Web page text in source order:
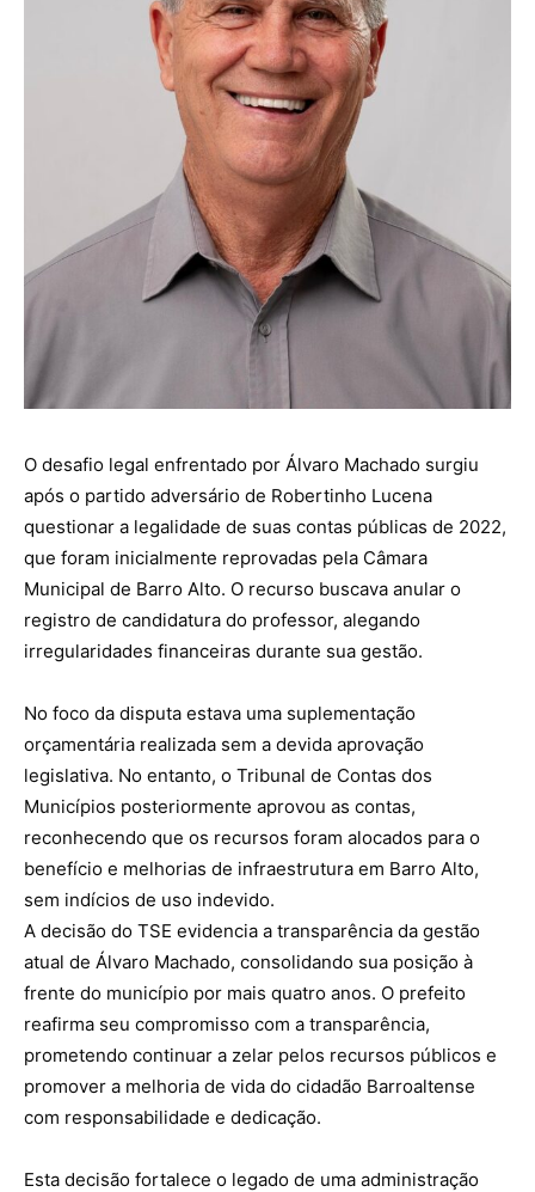
O desafio legal enfrentado por Álvaro Machado surgiu
após o partido adversário de Robertinho Lucena
questionar a legalidade de suas contas públicas de 2022,
que foram inicialmente reprovadas pela Câmara
Municipal de Barro Alto. O recurso buscava anular o
registro de candidatura do professor, alegando
irregularidades financeiras durante sua gestão.
No foco da disputa estava uma suplementação
orçamentária realizada sem a devida aprovação
legislativa. No entanto, o Tribunal de Contas dos
Municípios posteriormente aprovou as contas,
reconhecendo que os recursos foram alocados para o
benefício e melhorias de infraestrutura em Barro Alto,
sem indícios de uso indevido.
A decisão do TSE evidencia a transparência da gestão
atual de Álvaro Machado, consolidando sua posição à
frente do município por mais quatro anos. O prefeito
reafirma seu compromisso com a transparência,
prometendo continuar a zelar pelos recursos públicos e
promover a melhoria de vida do cidadão Barroaltense
com responsabilidade e dedicação.
Esta decisão fortalece o legado de uma administração